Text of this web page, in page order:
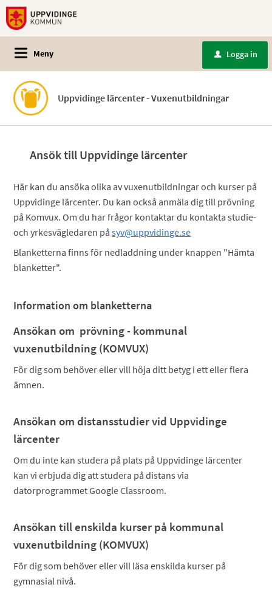
Meny u Logga in
Uppvidinge lärcenter - Vuxenutbildningar
Ansök till Uppvidinge lärcenter
Här kan du ansöka olika av vuxenutbildningar och kurser på
Uppvidinge lärcenter. Du kan också anmäla dig till prövning
på Komvux. Om du har frågor kontaktar du kontakta studie-
och yrkesvägledaren påsyv@uppvidinge.se
Blanketterna finns för nedladdning under knappen "Hämta
blanketter".
Information om blanketterna
Ansökan om prövning - kommunal
vuxenutbildning (KOMVUX)
För dig som behöver eller vill höja ditt betyg i ett eller flera
ämnen.
Ansökan om distansstudier vid Uppvidinge
lärcenter
Om du inte kan studera på plats på Uppvidinge lärcenter
kan vi erbjuda dig att studera på distans via
datorprogrammet Google Classroom.
Ansökan till enskilda kurser på kommunal
vuxenutbildning (KOMVUX)
För dig som behöver eller vill läsa enskilda kurser på
gymnasial nivå.